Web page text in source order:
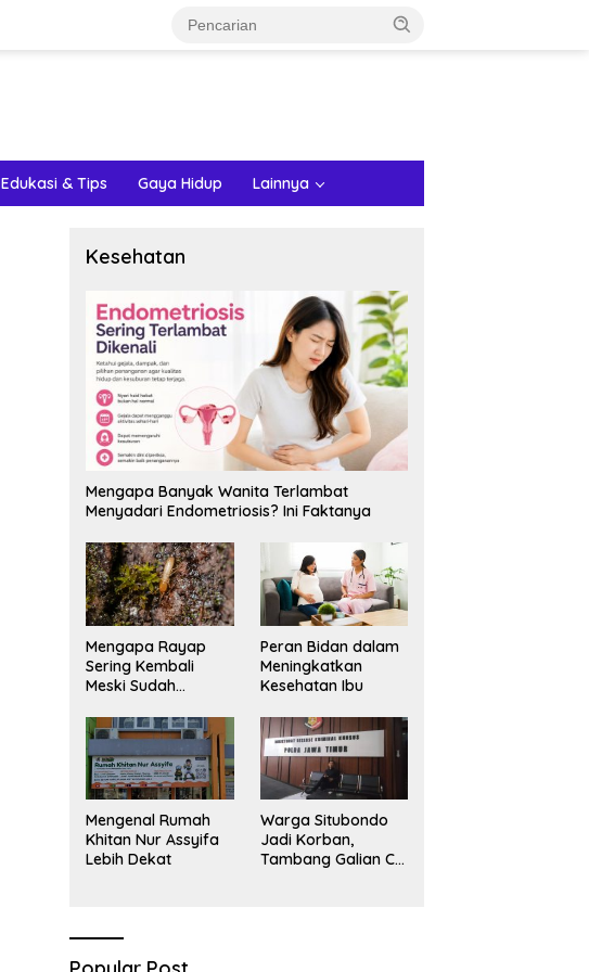
Edukasi & Tips Gaya Hidup Lainnya
Kesehatan
Mengapa Banyak Wanita Terlambat
Menyadari Endometriosis? Ini Faktanya
Mengapa Rayap
Sering Kembali
Meski Sudah
Peran Bidan dalam
Meningkatkan
Kesehatan Ibu
Mengenal Rumah
Khitan Nur Assyifa
Lebih Dekat
Warga Situbondo
Jadi Korban,
Tambang Galian C